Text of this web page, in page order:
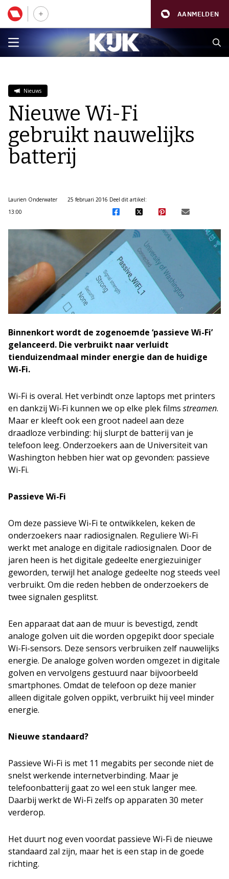
AANMELDEN
Nieuws
Nieuwe Wi-Fi
gebruikt nauwelijks
batterij
Laurien Onderwater
25 februari 2016
13:00
Deel dit artikel:
Binnenkort wordt de zogenoemde ‘passieve Wi-Fi’
gelanceerd. Die verbruikt naar verluidt
tienduizendmaal minder energie dan de huidige
Wi-Fi.
Wi-Fi is overal. Het verbindt onze laptops met printers
en dankzij Wi-Fi kunnen we op elke plek films streamen.
Maar er kleeft ook een groot nadeel aan deze
draadloze verbinding: hij slurpt de batterij van je
telefoon leeg. Onderzoekers aan de Universiteit van
Washington hebben hier wat op gevonden: passieve
Wi-Fi.
Passieve Wi-Fi
Om deze passieve Wi-Fi te ontwikkelen, keken de
onderzoekers naar radiosignalen. Reguliere Wi-Fi
werkt met analoge en digitale radiosignalen. Door de
jaren heen is het digitale gedeelte energiezuiniger
geworden, terwijl het analoge gedeelte nog steeds veel
verbruikt. Om die reden hebben de onderzoekers de
twee signalen gesplitst.
Een apparaat dat aan de muur is bevestigd, zendt
analoge golven uit die worden opgepikt door speciale
Wi-Fi-sensors. Deze sensors verbruiken zelf nauwelijks
energie. De analoge golven worden omgezet in digitale
golven en vervolgens gestuurd naar bijvoorbeeld
smartphones. Omdat de telefoon op deze manier
alleen digitale golven oppikt, verbruikt hij veel minder
energie.
Nieuwe standaard?
Passieve Wi-Fi is met 11 megabits per seconde niet de
snelst werkende internetverbinding. Maar je
telefoonbatterij gaat zo wel een stuk langer mee.
Daarbij werkt de Wi-Fi zelfs op apparaten 30 meter
verderop.
Het duurt nog even voordat passieve Wi-Fi de nieuwe
standaard zal zijn, maar het is een stap in de goede
richting.